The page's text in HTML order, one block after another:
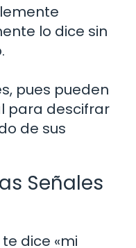
lo dice sin
pues pueden
para descifrar
de sus
Señales
dice «mi